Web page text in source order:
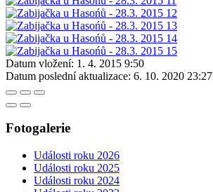
Datum vložení: 1. 4. 2015 9:50
Datum poslední aktualizace: 6. 10. 2020 23:27
Fotogalerie
Události roku 2026
Události roku 2025
Události roku 2024